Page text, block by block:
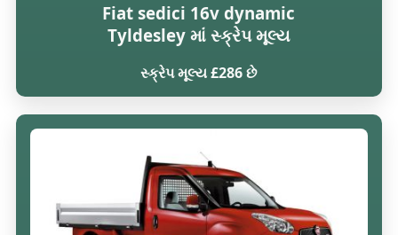
Fiat sedici 16v dynamic
Tyldesley માં સ્ક્રેપ મૂલ્ય
સ્ક્રેપ મૂલ્ય £286 છે